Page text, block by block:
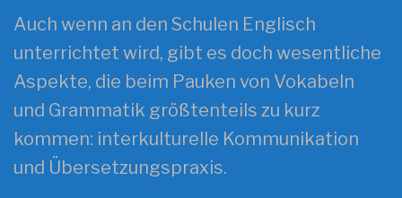
Auch wenn an den Schulen Englisch
unterrichtet wird, gibt es doch wesentliche
Aspekte, die beim Pauken von Vokabeln
und Grammatik größtenteils zu kurz
kommen: interkulturelle Kommunikation
und Übersetzungspraxis.